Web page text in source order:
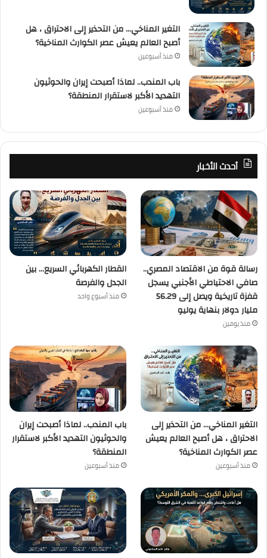
التغير المناخي… من التحذير إلى الاحتراق ، هل
أصبح العالم يعيش عصر الكوارث المناخية؟
منذ أسبوعين
باب المندب.. لماذا أصبحت إيران والحوثيون
التهديد الأكبر لاستقرار المنطقة؟
منذ أسبوعين
أحدث الأخبار
رسالة قوة من الاقتصاد المصري..
صافي الاحتياطي الأجنبي يسجل
قفزة تاريخية ويصل إلى 56.29
مليار دولار بنهاية يوليو
منذ يومين
القطار الكهربائي السريع… بين
الجدل والفرصة
منذ أسبوع واحد
التغير المناخي… من التحذير إلى
الاحتراق ، هل أصبح العالم يعيش
عصر الكوارث المناخية؟
منذ أسبوعين
باب المندب.. لماذا أصبحت إيران
والحوثيون التهديد الأكبر لاستقرار
المنطقة؟
منذ أسبوعين